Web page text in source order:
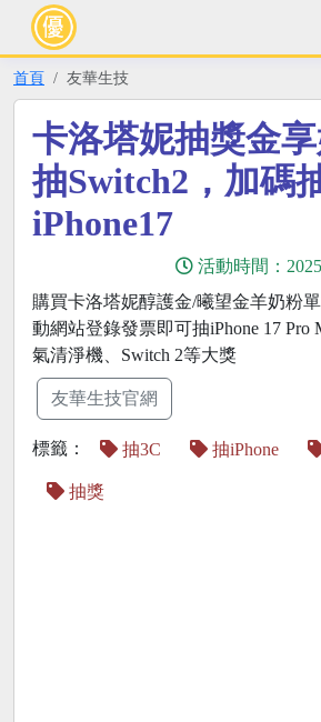
首頁 友華生技
卡洛塔妮抽獎金享
抽Switch2，加碼
iPhone17
活動時間：
購買卡洛塔妮醇護金/曦望金羊奶粉
動網站登錄發票即可抽iPhone 17 Pro
氣清淨機、Switch 2等大獎
友華生技官網
標籤： 抽3C 抽iPhone
抽獎